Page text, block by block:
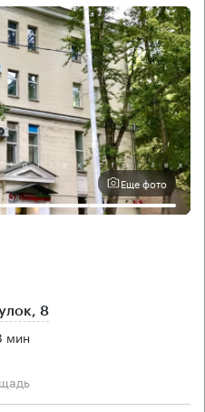
Еще фото
8
мин